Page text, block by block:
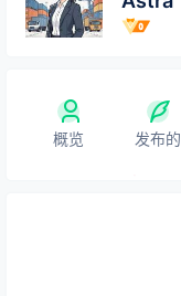
概览 发布的